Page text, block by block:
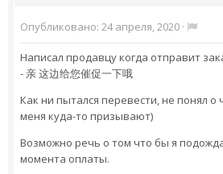
Опубликовано: 24 апреля, 2020 ·
Написал продавцу когда отправит
- 亲 这边给您催促一下哦
Как ни пытался перевести, не понял о
меня куда-то призывают)
Возможно речь о том что бы я
момента оплаты.